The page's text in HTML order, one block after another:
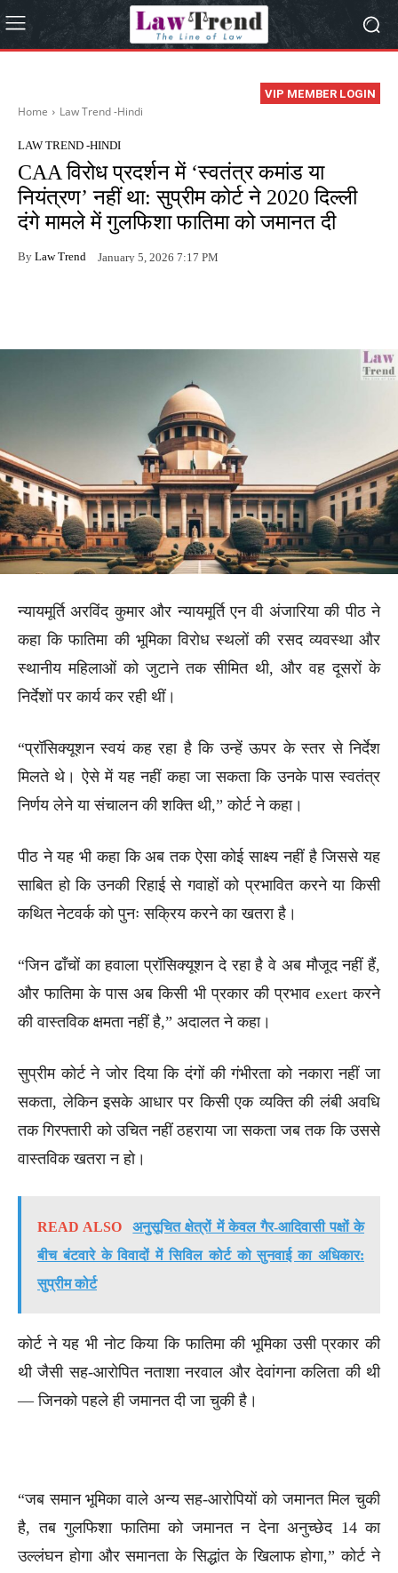
VIP MEMBER LOGIN
Home Law Trend -Hindi
LAW TREND -HINDI
CAA विरोध प्रदर्शन में ‘स्वतंत्र कमांड या
नियंत्रण’ नहीं था: सुप्रीम कोर्ट ने 2020 दिल्ली
दंगे मामले में गुलफिशा फातिमा को जमानत दी
By Law Trend January 5, 2026 7:17 PM
न्यायमूर्ति अरविंद कुमार और न्यायमूर्ति एन वी अंजारिया की पीठ ने
कहा कि फातिमा की भूमिका विरोध स्थलों की रसद व्यवस्था और
स्थानीय महिलाओं को जुटाने तक सीमित थी, और वह दूसरों के
निर्देशों पर कार्य कर रही थीं।
“प्रॉसिक्यूशन स्वयं कह रहा है कि उन्हें ऊपर के स्तर से निर्देश
मिलते थे। ऐसे में यह नहीं कहा जा सकता कि उनके पास स्वतंत्र
निर्णय लेने या संचालन की शक्ति थी,” कोर्ट ने कहा।
पीठ ने यह भी कहा कि अब तक ऐसा कोई साक्ष्य नहीं है जिससे यह
साबित हो कि उनकी रिहाई से गवाहों को प्रभावित करने या किसी
कथित नेटवर्क को पुनः सक्रिय करने का खतरा है।
“जिन ढाँचों का हवाला प्रॉसिक्यूशन दे रहा है वे अब मौजूद नहीं हैं,
और फातिमा के पास अब किसी भी प्रकार की प्रभाव exert करने
की वास्तविक क्षमता नहीं है,” अदालत ने कहा।
सुप्रीम कोर्ट ने जोर दिया कि दंगों की गंभीरता को नकारा नहीं जा
सकता, लेकिन इसके आधार पर किसी एक व्यक्ति की लंबी अवधि
तक गिरफ्तारी को उचित नहीं ठहराया जा सकता जब तक कि उससे
वास्तविक खतरा न हो।
READ ALSO
अनुसूचित क्षेत्रों में केवल गैर-आदिवासी पक्षों के
बीच बंटवारे के विवादों में सिविल कोर्ट को सुनवाई का अधिकार:
सुप्रीम कोर्ट
कोर्ट ने यह भी नोट किया कि फातिमा की भूमिका उसी प्रकार की
थी जैसी सह-आरोपित नताशा नरवाल और देवांगना कलिता की थी
— जिनको पहले ही जमानत दी जा चुकी है।
“जब समान भूमिका वाले अन्य सह-आरोपियों को जमानत मिल चुकी
है, तब गुलफिशा फातिमा को जमानत न देना अनुच्छेद 14 का
उल्लंघन होगा और समानता के सिद्धांत के खिलाफ होगा,” कोर्ट ने